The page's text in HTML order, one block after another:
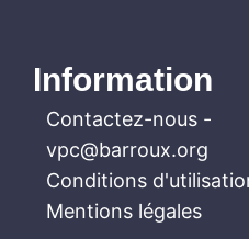
Information
Contactez-nous -
vpc@barroux.org
Conditions
Mentions légales